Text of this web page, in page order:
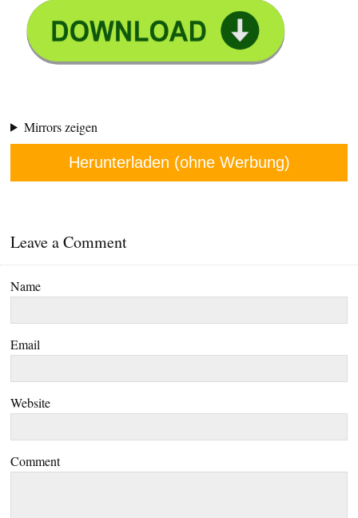
Mirrors zeigen
Herunterladen (ohne Werbung)
Leave a Comment
Name
Email
Website
Comment